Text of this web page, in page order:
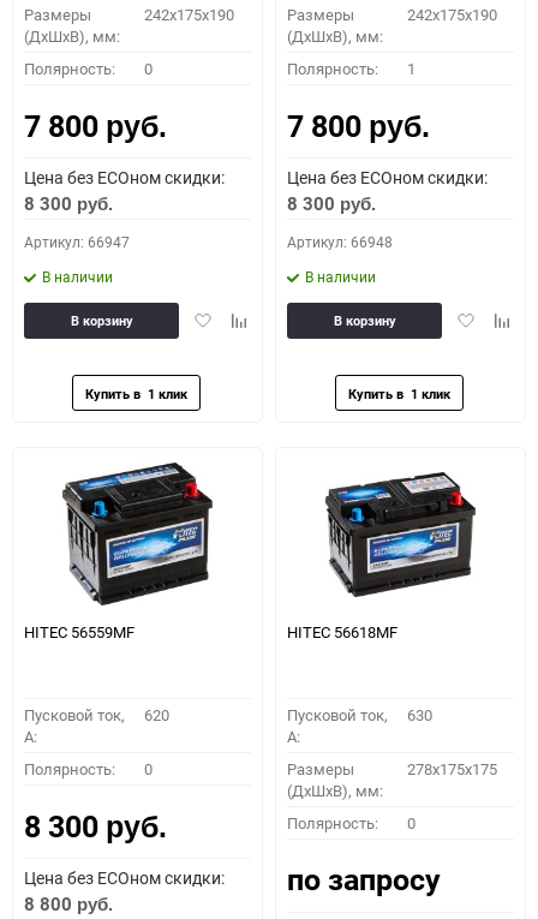
Размеры
(ДхШхВ), мм:
242x175x190
Полярность: 0
7 800 руб.
Цена без ECOном скидки:
8 300 руб.
Артикул: 66947
В наличии
ДобавитьДобавить
В корзину
Размеры
(ДхШхВ), мм:
242x175x190
Полярность: 1
7 800 руб.
Цена без ECOном скидки:
8 300 руб.
Артикул: 66948
В наличии
Добавить
В корзину
HITEC 56559MF
Пусковой ток,
A:
620
Полярность: 0
8 300 руб.
Цена без ECOном скидки:
8 800 руб.
HITEC 56618MF
Пусковой ток,
A:
630
Размеры
(ДхШхВ), мм:
278x175x175
Полярность: 0
по запросу